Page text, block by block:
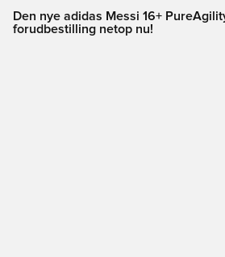
Den nye adidas Messi 16+
forudbestilling netop nu!